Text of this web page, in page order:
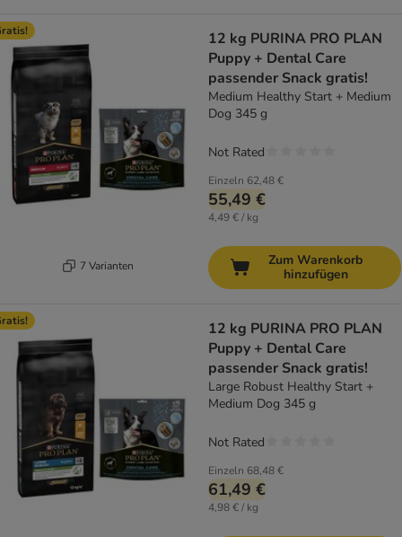
7 Varianten
12 kg PURINA PRO PLAN
Puppy + Dental Care
passender Snack gratis!
Medium Healthy Start + Medium
Dog 345 g
Einzeln 62,48 €
55,49 €
4,49 € / kg
Not Rated
Zum Warenkorb
hinzufügen
12 kg PURINA PRO PLAN
Puppy + Dental Care
passender Snack gratis!
Large Robust Healthy Start +
Medium Dog 345 g
Einzeln 68,48 €
61,49 €
4,98 € / kg
Not Rated